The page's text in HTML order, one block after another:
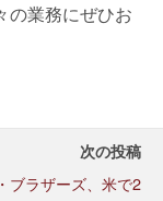
の業務にぜひお
次の投稿
ブラザーズ、米で2